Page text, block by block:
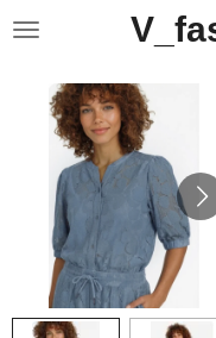
Ga
hoofdinhoud